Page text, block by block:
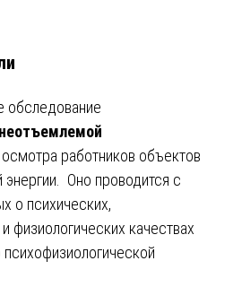
обследование
работников объектов
энергии. Оно проводится с
о психических,
физиологических качествах